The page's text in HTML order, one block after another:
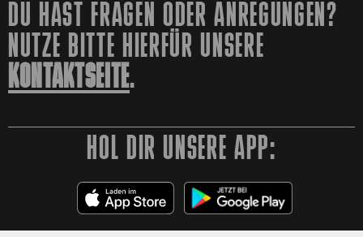
DU HAST FRAGEN ODER ANREGUNGEN?
NUTZE BITTE HIERFÜR UNSERE
KONTAKTSEITE.
HOL DIR UNSERE APP: